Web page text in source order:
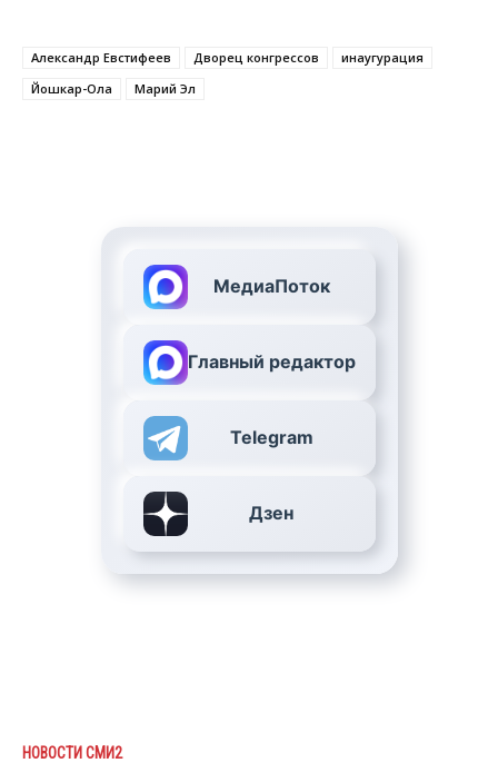
Александр Евстифеев Дворец конгрессов
инаугурация
Йошкар-Ола
Марий Эл
МедиаПоток
Главный редактор
Telegram
Дзен
НОВОСТИ СМИ2